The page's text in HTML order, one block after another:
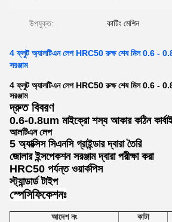
উপযুক্ত: কাটিং মেশিন
4 ফ্লুট অ্যালটিএন লেপ HRC50 রুক্ষ শেষ মিল 0.6 - 0.8
সরঞ্জাম
4 ফ্লুট অ্যালটিএন লেপ HRC50 রুক্ষ শেষ মিল 0.6 - 0.8
সরঞ্জাম
দ্রুত বিবরণ
0.6-0.8um মাইক্রো শস্য আকার কঠিন
আলটিএন লেপ
5 অ্যাক্সিস সিএনসি গ্রাইন্ডার দ্বারা তৈরি
জোলার ইন্সপেকশন সরঞ্জাম দ্বারা পরীক্ষা করা
HRC50 পর্যন্ত ওয়ার্কপিস
স্ট্যান্ডার্ড টাইপ
স্পেসিফিকেশনঃ
আদেশ নং কাটা